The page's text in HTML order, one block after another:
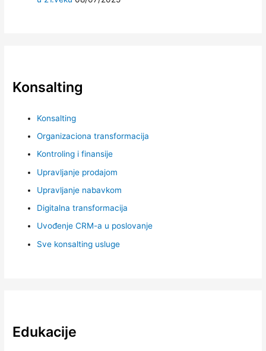
Konsalting
Konsalting
Organizaciona transformacija
Kontroling i finansije
Upravljanje prodajom
Upravljanje nabavkom
Digitalna transformacija
Uvođenje CRM-a u poslovanje
Sve konsalting usluge
Edukacije